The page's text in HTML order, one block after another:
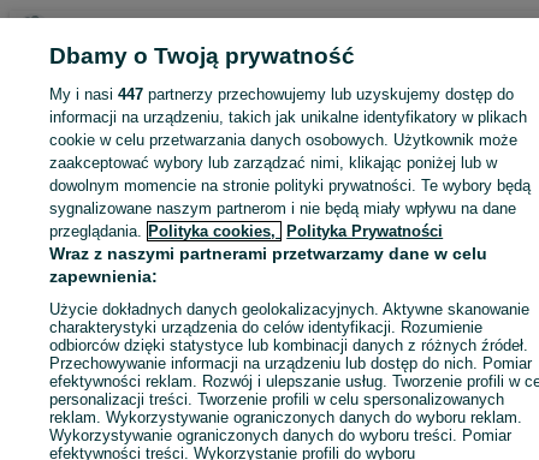
Zaloguj się lub załóż konto na OLX, aby skontaktować się z
sprzedającym
Zaloguj się / Załóż konto
Wyślij wiadomość Kup
Dbamy o Twoją prywatność
My i nasi447 partnerzy przechowujemy lub uzyskujemy dostęp do
informacji na urządzeniu, takich jak unikalne identyfikatory w plikach
cookie w celu przetwarzania danych osobowych. Użytkownik może
zaakceptować wybory lub zarządzać nimi, klikając poniżej lub w
dowolnym momencie na stronie polityki prywatności. Te wybory będą
sygnalizowane naszym partnerom i nie będą miały wpływu na dane
przeglądania. Polityka cookies, Polityka Prywatności
Wraz z naszymi partnerami przetwarzamy dane w celu
zapewnienia:
Użycie dokładnych danych geolokalizacyjnych. Aktywne skanowanie
charakterystyki urządzenia do celów identyfikacji. Rozumienie
odbiorców dzięki statystyce lub kombinacji danych z różnych źródeł.
Przechowywanie informacji na urządzeniu lub dostęp do nich. Pomiar
efektywności reklam. Rozwój i ulepszanie usług. Tworzenie profili w
personalizacji treści. Tworzenie profili w celu spersonalizowanych
reklam. Wykorzystywanie ograniczonych danych do wyboru reklam.
Wykorzystywanie ograniczonych danych do wyboru treści. Pomiar
efektywności treści. Wykorzystanie profili do wyboru